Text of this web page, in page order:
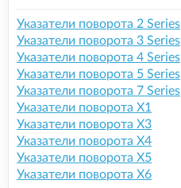
Указатели поворота 2 Series
Указатели поворота 3 Series
Указатели поворота 4 Series
Указатели поворота 5 Series
Указатели поворота 7 Series
Указатели поворота X1
Указатели поворота X3
Указатели поворота X4
Указатели поворота X5
Указатели поворота X6